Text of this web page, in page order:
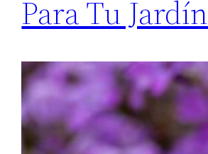
Para Tu Jardín